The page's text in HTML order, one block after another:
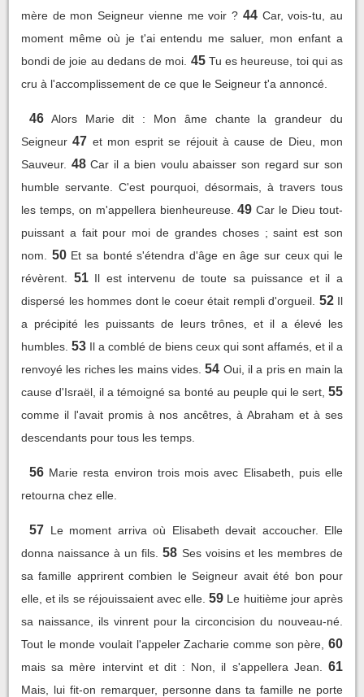
mère de mon Seigneur vienne me voir ? 44 Car, vois-tu, au
moment même où je t'ai entendu me saluer, mon enfant a
bondi de joie au dedans de moi. 45 Tu es heureuse, toi qui as
cru à l'accomplissement de ce que le Seigneur t'a annoncé.
46 Alors Marie dit : Mon âme chante la grandeur du
Seigneur 47 et mon esprit se réjouit à cause de Dieu, mon
Sauveur. 48 Car il a bien voulu abaisser son regard sur son
humble servante. C'est pourquoi, désormais, à travers tous
les temps, on m'appellera bienheureuse. 49 Car le Dieu tout-
puissant a fait pour moi de grandes choses ; saint est son
nom.
50 Et sa bonté s'étendra d'âge en âge sur ceux qui le
révèrent.
51 Il est intervenu de toute sa puissance et il a
dispersé les hommes dont le coeur était rempli d'orgueil. 52 Il
a précipité les puissants de leurs trônes, et il a élevé les
humbles. 53 Il a comblé de biens ceux qui sont affamés, et il a
renvoyé les riches les mains vides. 54 Oui, il a pris en main la
cause d'Israël, il a témoigné sa bonté au peuple qui le sert, 55
comme il l'avait promis à nos ancêtres, à Abraham et à ses
descendants pour tous les temps.
56 Marie resta environ trois mois avec Elisabeth, puis elle
retourna chez elle.
57 Le moment arriva où Elisabeth devait accoucher. Elle
donna naissance à un fils. 58 Ses voisins et les membres de
sa famille apprirent combien le Seigneur avait été bon pour
elle, et ils se réjouissaient avec elle. 59 Le huitième jour après
sa naissance, ils vinrent pour la circoncision du nouveau-né.
Tout le monde voulait l'appeler Zacharie comme son père, 60
mais sa mère intervint et dit : Non, il s'appellera Jean. 61
Mais, lui fit-on remarquer, personne dans ta famille ne porte